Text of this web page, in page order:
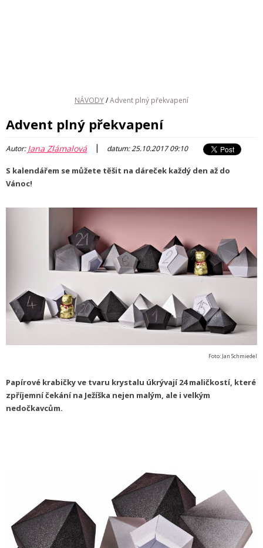
NÁVODY/Advent plný překvapení
Advent plný překvapení
Autor:Jana Zlámalová | datum: 25.10.2017 09:10
S kalendářem se můžete těšit na dáreček každý den až do
Vánoc!
Foto: Jan Schmiedel
Papírové krabičky ve tvaru krystalu úkrývají 24 maličkostí, které
zpříjemní čekání na Ježíška nejen malým, ale i velkým
nedočkavcům.